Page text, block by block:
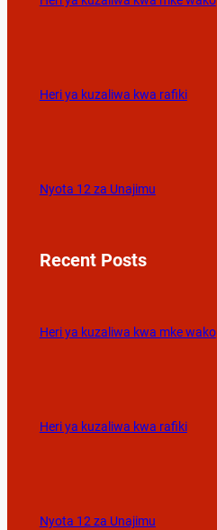
Heri ya kuzaliwa kwa rafiki
Nyota 12 za Unajimu
Recent Posts
Heri ya kuzaliwa kwa mke wako
Heri ya kuzaliwa kwa rafiki
Nyota 12 za Unajimu